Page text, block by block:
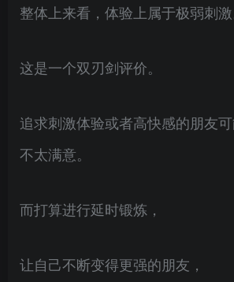
整体上来看，体验上属于极弱刺激
这是一个双刃剑评价。
追求刺激体验或者高快感的朋友
不太满意。
而打算进行延时锻炼，
让自己不断变得更强的朋友，